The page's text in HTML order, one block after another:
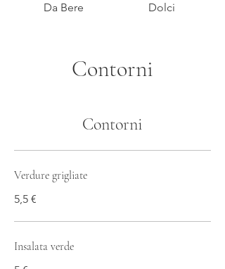
Da Bere Dolci
Contorni
Contorni
Verdure grigliate
5,5 €
Insalata verde